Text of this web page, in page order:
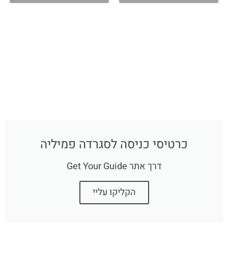
כרטיסי כניסה לסגרדה פמיליה
דרך אתר Get Your Guide
הקליקו עליי